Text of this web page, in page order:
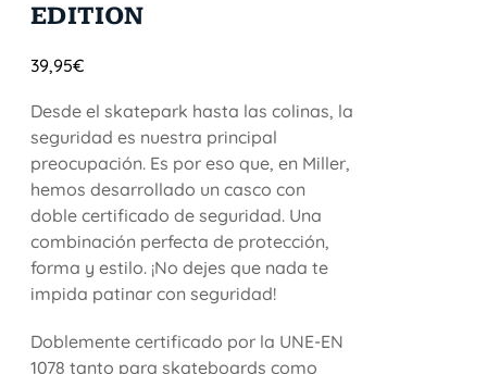
EDITION
39,95€
Desde el skatepark hasta las colinas, la
seguridad es nuestra principal
preocupación. Es por eso que, en Miller,
hemos desarrollado un casco con
doble certificado de seguridad. Una
combinación perfecta de protección,
forma y estilo. ¡No dejes que nada te
impida patinar con seguridad!
Doblemente certificado por la UNE-EN
1078 tanto para skateboards como